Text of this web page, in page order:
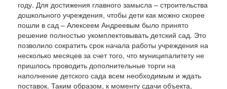
году. Для достижения главного замысла – строительства
дошкольного учреждения, чтобы дети как можно скорее
пошли в сад – Алексеем Андреевым было принято
решение полностью укомплектовывать детский сад. Это
позволило сократить срок начала работы учреждения на
несколько месяцев за счет того, что муниципалитету не
пришлось проводить дополнительные торги на
наполнение детского сада всем необходимым и ждать
поставок. Таким образом, к моменту сдачи объекта,